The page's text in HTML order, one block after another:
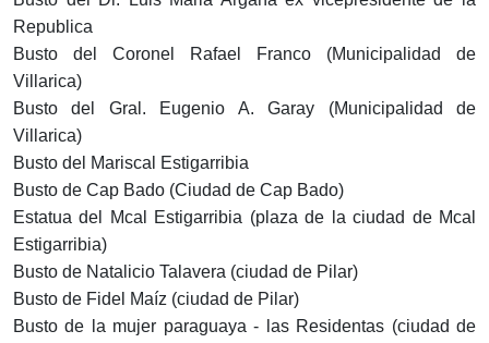
Republica
Busto del Coronel Rafael Franco (Municipalidad de
Villarica)
Busto del Gral. Eugenio A. Garay (Municipalidad de
Villarica)
Busto del Mariscal Estigarribia
Busto de Cap Bado (Ciudad de Cap Bado)
Estatua del Mcal Estigarribia (plaza de la ciudad de Mcal
Estigarribia)
Busto de Natalicio Talavera (ciudad de Pilar)
Busto de Fidel Maíz (ciudad de Pilar)
Busto de la mujer paraguaya - las Residentas (ciudad de